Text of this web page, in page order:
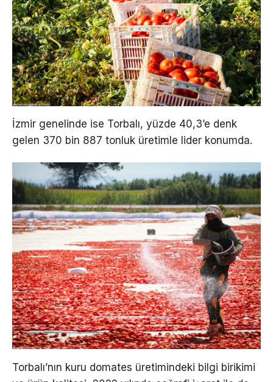
İzmir genelinde ise Torbalı, yüzde 40,3’e denk
gelen 370 bin 887 tonluk üretimle lider konumda.
Torbalı’nın kuru domates üretimindeki bilgi birikimi